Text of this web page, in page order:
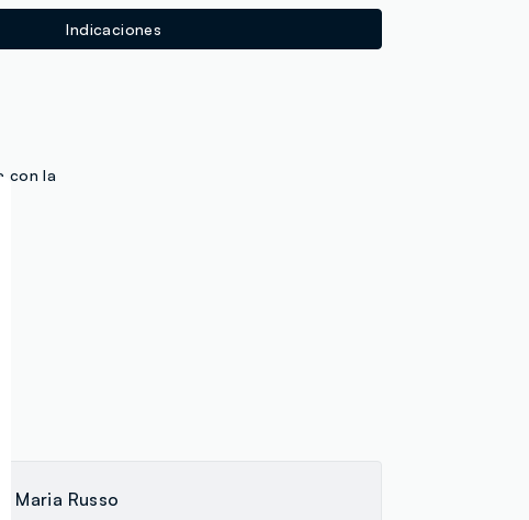
Indicaciones
con la
Maria Russo